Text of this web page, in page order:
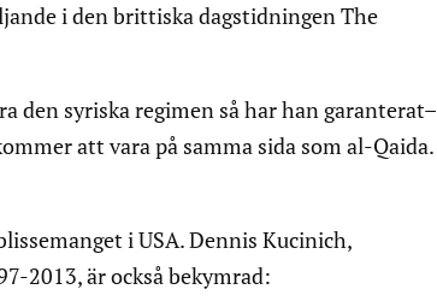
i den brittiska dagstidningen The
den syriska regimen så har han garanterat–
att vara på samma sida som al-Qaida.
i USA. Dennis Kucinich,
2013, är också bekymrad: